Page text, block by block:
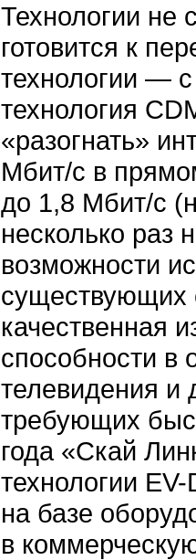
Технологии не
готовится к
технологии — c
технология
«разогнать»
Мбит/с в
до 1,8 Мбит/с
несколько раз
возможности
существующих
качественная
способности в
телевидения и
требующих
года «Скай
технологии
на базе
в